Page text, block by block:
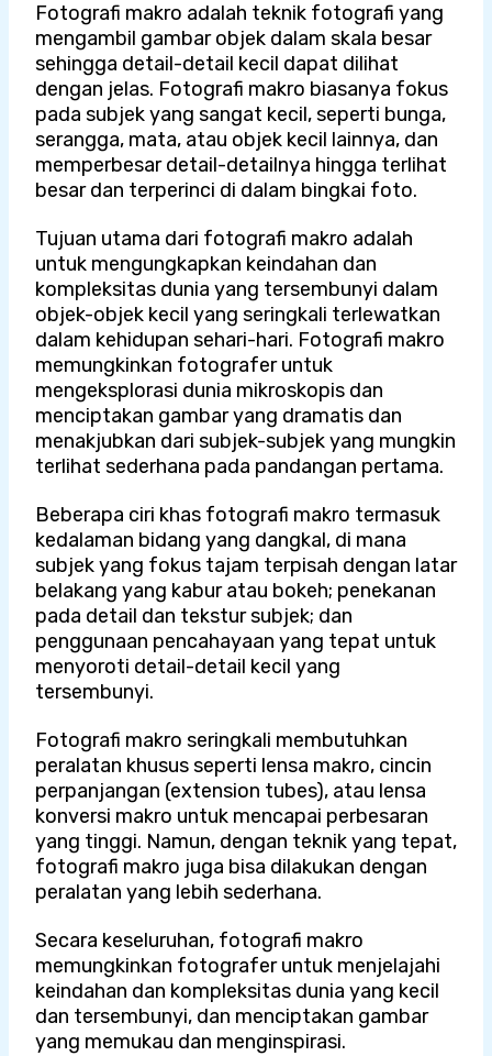
Fotografi makro adalah teknik fotografi yang
mengambil gambar objek dalam skala besar
sehingga detail-detail kecil dapat dilihat
dengan jelas. Fotografi makro biasanya fokus
pada subjek yang sangat kecil, seperti bunga,
serangga, mata, atau objek kecil lainnya, dan
memperbesar detail-detailnya hingga terlihat
besar dan terperinci di dalam bingkai foto.
Tujuan utama dari fotografi makro adalah
untuk mengungkapkan keindahan dan
kompleksitas dunia yang tersembunyi dalam
objek-objek kecil yang seringkali terlewatkan
dalam kehidupan sehari-hari. Fotografi makro
memungkinkan fotografer untuk
mengeksplorasi dunia mikroskopis dan
menciptakan gambar yang dramatis dan
menakjubkan dari subjek-subjek yang mungkin
terlihat sederhana pada pandangan pertama.
Beberapa ciri khas fotografi makro termasuk
kedalaman bidang yang dangkal, di mana
subjek yang fokus tajam terpisah dengan latar
belakang yang kabur atau bokeh; penekanan
pada detail dan tekstur subjek; dan
penggunaan pencahayaan yang tepat untuk
menyoroti detail-detail kecil yang
tersembunyi.
Fotografi makro seringkali membutuhkan
peralatan khusus seperti lensa makro, cincin
perpanjangan (extension tubes), atau lensa
konversi makro untuk mencapai perbesaran
yang tinggi. Namun, dengan teknik yang tepat,
fotografi makro juga bisa dilakukan dengan
peralatan yang lebih sederhana.
Secara keseluruhan, fotografi makro
memungkinkan fotografer untuk menjelajahi
keindahan dan kompleksitas dunia yang kecil
dan tersembunyi, dan menciptakan gambar
yang memukau dan menginspirasi.